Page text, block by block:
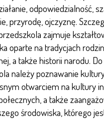
odpowiedzialność,
przyrodę, ojczyznę.
zajmuje
oparte na tradycjach
a także historii narodu.
należy poznawanie
otwarciem na kultury
a także
środowiska, którego